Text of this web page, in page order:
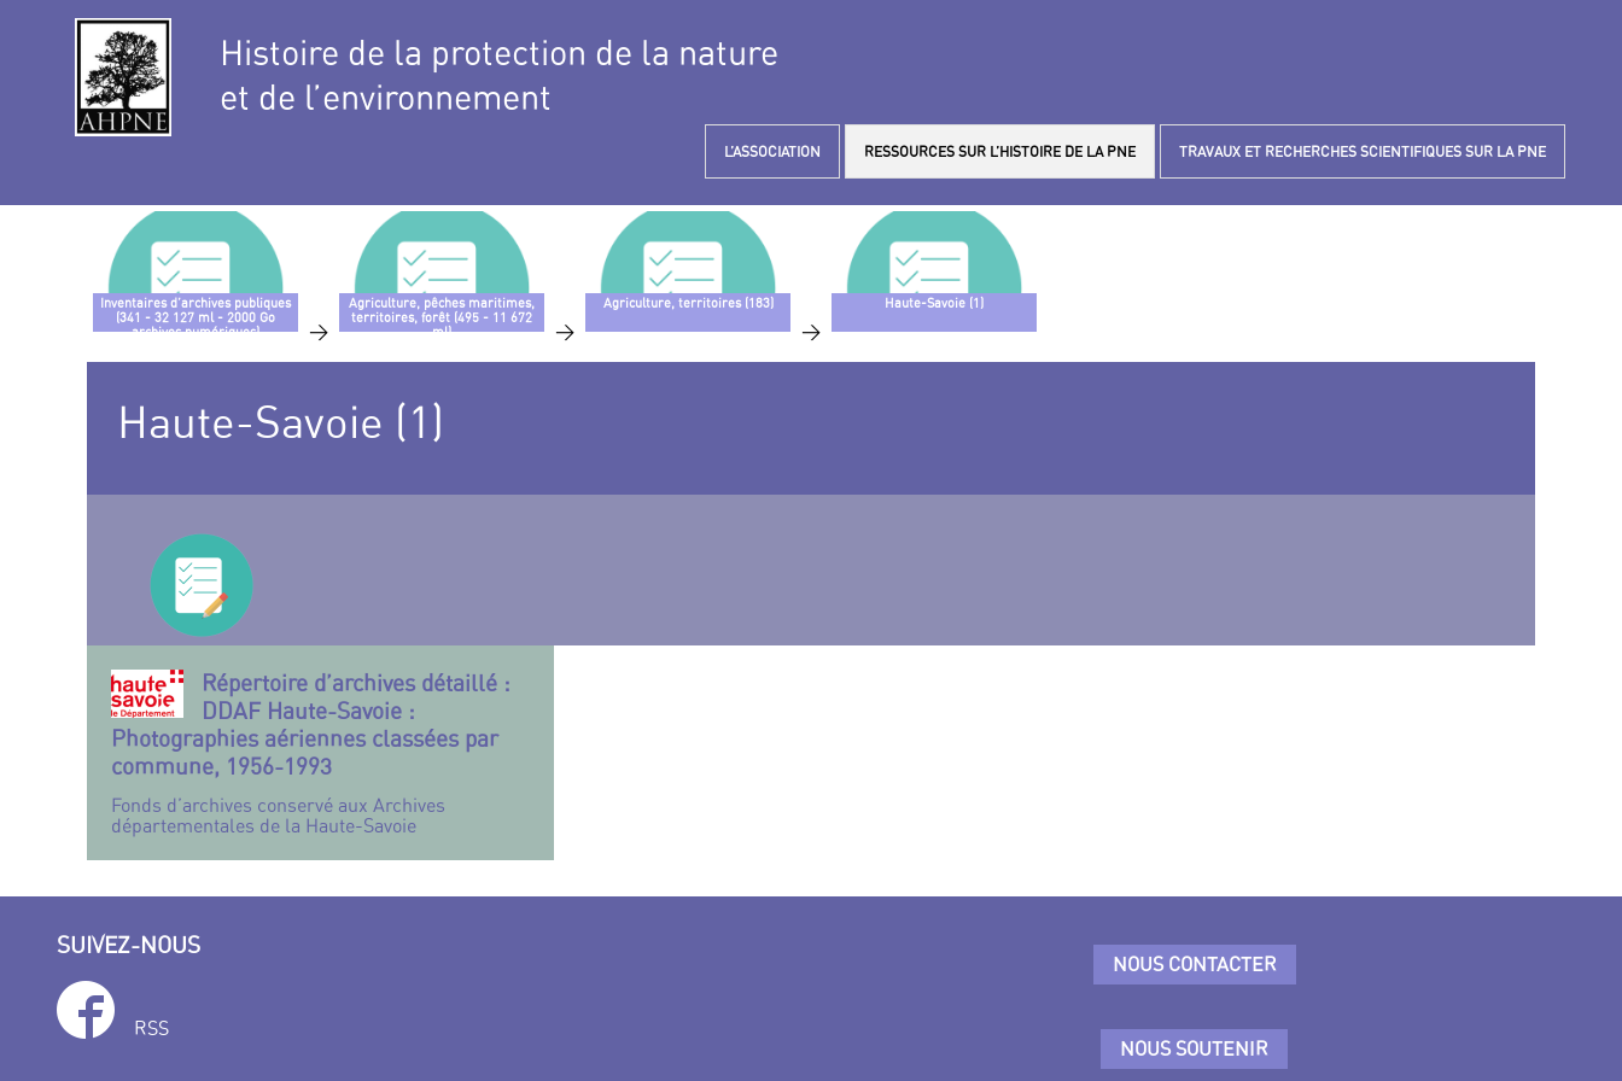
Histoire de la protection de la nature
et de l’environnement
L’ASSOCIATION RESSOURCES SUR L’HISTOIRE DE LA PNE TRAVAUX ET RECHERCHES SCIENTIFIQUES SUR LA PNE
Inventaires d’archives publiques
(341 - 32 127 ml - 2000 Go
archives numériques)
>
Agriculture, pêches maritimes,
territoires, forêt (495 - 11 672
ml)
>
Agriculture, territoires (183)
>
Haute-Savoie (1)
Haute-Savoie (1)
Répertoire d’archives détaillé :
DDAF Haute-Savoie :
Photographies aériennes classées par
commune, 1956-1993
Fonds d’archives conservé aux Archives
départementales de la Haute-Savoie
SUIVEZ-NOUS
RSS
NOUS CONTACTER
NOUS SOUTENIR